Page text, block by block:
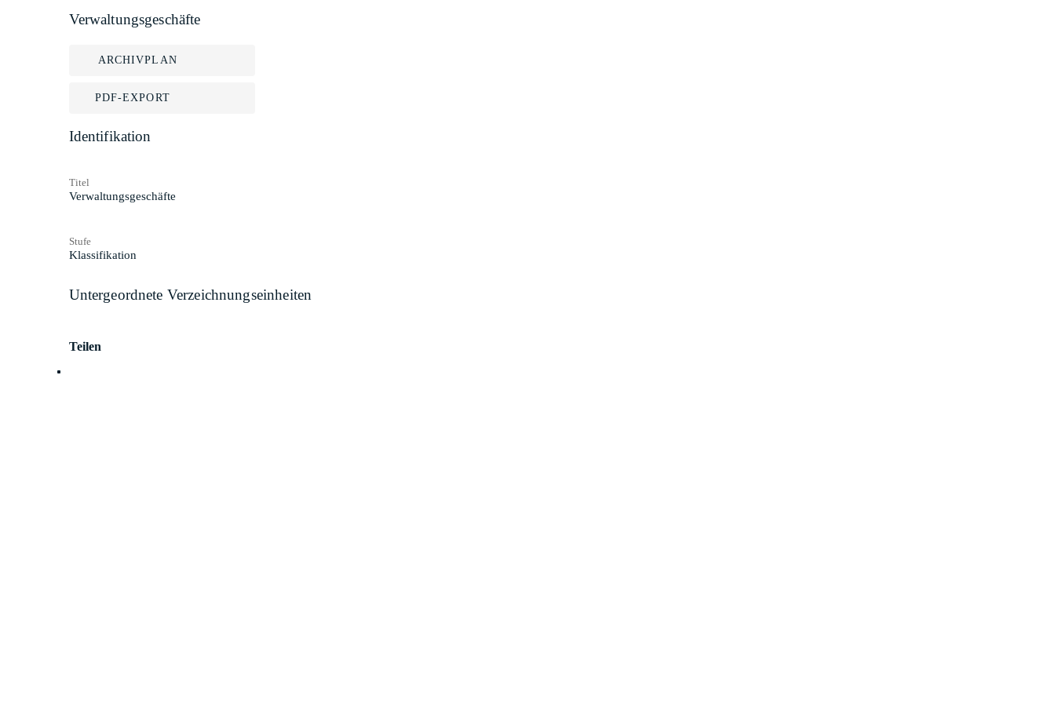
Verwaltungsgeschäfte
ARCHIVPLAN
PDF-EXPORT
Identifikation
Titel
Verwaltungsgeschäfte
Stufe
Klassifikation
Untergeordnete Verzeichnungseinheiten
Teilen